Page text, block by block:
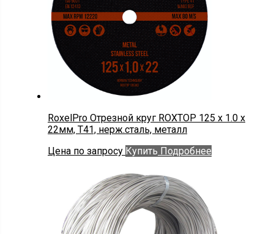
RoxelPro Отрезной круг ROXTOP 125 x 1.0 x
22мм, Т41, нерж.сталь, металл
Цена по запросу Купить Подробнее